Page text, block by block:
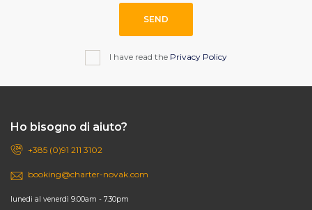
SEND
I have read the Privacy Policy
Ho bisogno di aiuto?
+385 (0)91 211 3102
booking@charter-novak.com
lunedi al venerdì 9.00am - 7.30pm